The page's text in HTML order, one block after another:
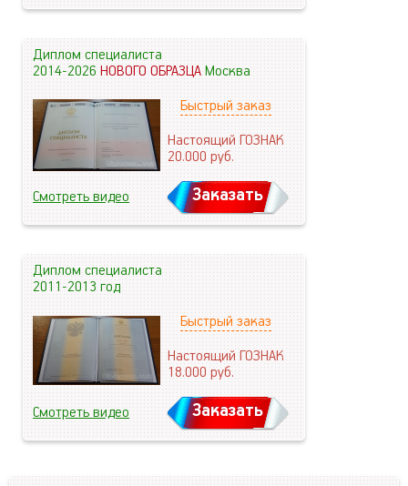
Диплом специалиста
2014-2026НОВОГО ОБРАЗЦАМосква
Быстрый заказ
Настоящий ГОЗНАК
20.000руб.
Смотреть видео Заказать
Диплом специалиста
2011-2013 год
Быстрый заказ
Настоящий ГОЗНАК
18.000руб.
Смотреть видео Заказать